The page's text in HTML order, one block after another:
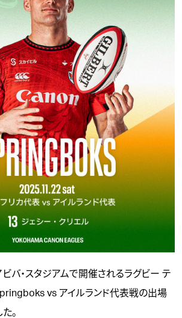
ビバ・スタジアムで開催されるラグビー テ
vs アイルランド代表戦の出場
。